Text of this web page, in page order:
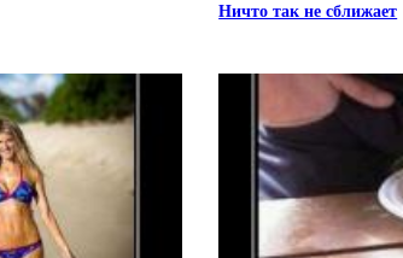
Ничто так не сближает